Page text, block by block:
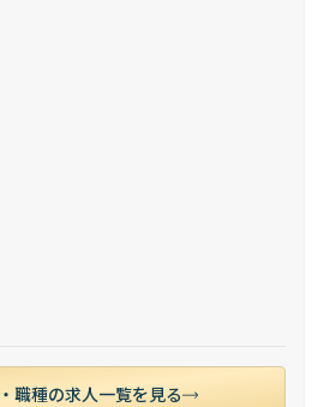
職種の求人一覧を見る